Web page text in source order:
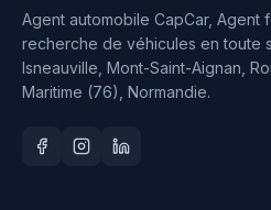
Agent automobile CapCar, Agent
recherche de véhicules en toute
Isneauville, Mont-Saint-Aignan,
Maritime (76), Normandie.